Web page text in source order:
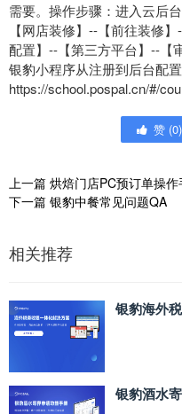
需要。操作步骤：进入云后
【网店装修】--【前往装修
配置】--【第三方平台】--【
银豹小程序从注册到后台配
https://school.pospal.cn/#/
赞 (0)
上一篇 烘焙门店PC预订单操作
下一篇 银豹中餐常见问题QA
相关推荐
银豹海外
银豹酒水